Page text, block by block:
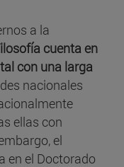
a la
cuenta en
con una larga
nacionales
ellas con
el
en el Doctorado